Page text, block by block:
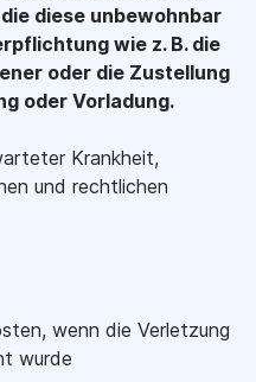
diese unbewohnbar
wie z. B. die
oder die Zustellung
oder Vorladung.
Krankheit,
und rechtlichen
wenn die Verletzung
wurde